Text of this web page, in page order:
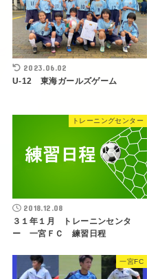
2023.06.02
U-12 東海ガールズゲーム
トレーニングセンター
2018.12.08
３１年１月 トレーニンセンタ
ー 一宮ＦＣ 練習日程
一宮FC